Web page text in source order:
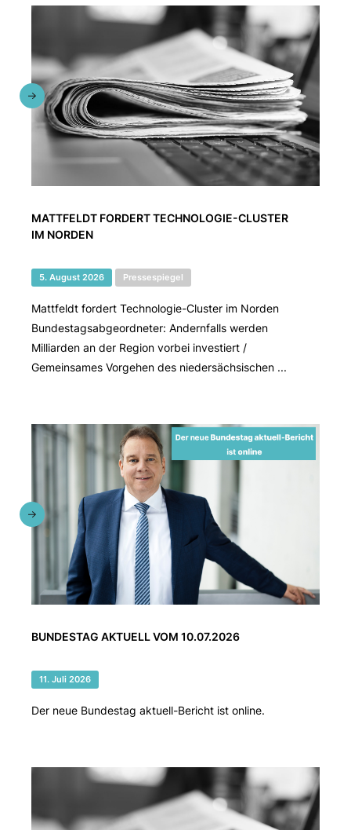
MATTFELDT FORDERT TECHNOLOGIE-CLUSTER
IM NORDEN
5. August 2026 Pressespiegel
Mattfeldt fordert Technologie-Cluster im Norden
Bundestagsabgeordneter: Andernfalls werden
Milliarden an der Region vorbei investiert /
Gemeinsames Vorgehen des niedersächsischen ...
BUNDESTAG AKTUELL VOM 10.07.2026
11. Juli 2026
Der neue Bundestag aktuell-Bericht ist online.